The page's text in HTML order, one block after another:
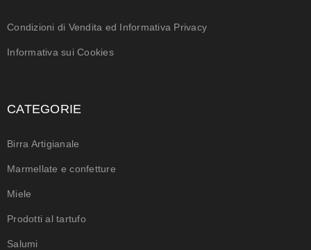
Condizioni di Vendita ed Informativa Privacy
Informativa sui Cookies
CATEGORIE
Birra Artigianale
Marmellate e confetture
Miele
Prodotti al tartufo
Salumi